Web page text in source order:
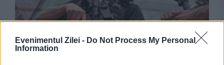
Evenimentul Zilei - Do Not Process My Personal
Information